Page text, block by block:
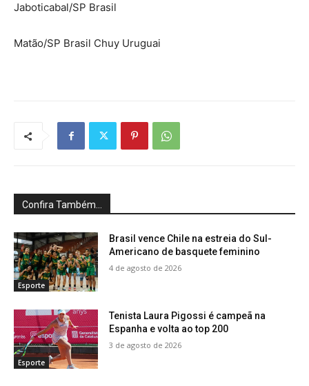
Jaboticabal/SP Brasil
Matão/SP Brasil Chuy Uruguai
Confira Também...
Esporte
Brasil vence Chile na estreia do Sul-
Americano de basquete feminino
4 de agosto de 2026
Esporte
Tenista Laura Pigossi é campeã na
Espanha e volta ao top 200
3 de agosto de 2026